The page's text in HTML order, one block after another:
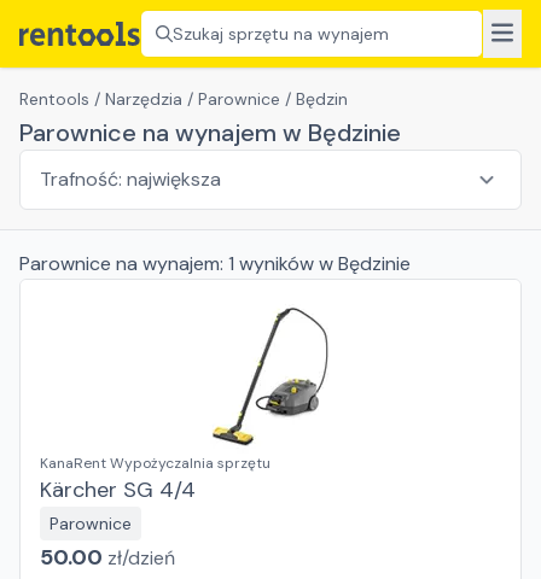
Szukaj sprzętu na wynajem
Rentools / Narzędzia / Parownice / Będzin
Parownice na wynajem w Będzinie
Parownice na wynajem: 1 wynikóww Będzinie
KanaRent Wypożyczalnia sprzętu
Kärcher SG 4/4
Parownice
50.00 zł/dzień